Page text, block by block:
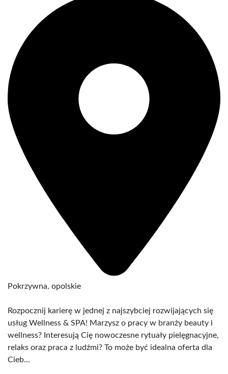
Pokrzywna, opolskie
Rozpocznij karierę w jednej z najszybciej rozwijających się
usług Wellness & SPA! Marzysz o pracy w branży beauty i
wellness? Interesują Cię nowoczesne rytuały pielęgnacyjne,
relaks oraz praca z ludźmi? To może być idealna oferta dla
Cieb...